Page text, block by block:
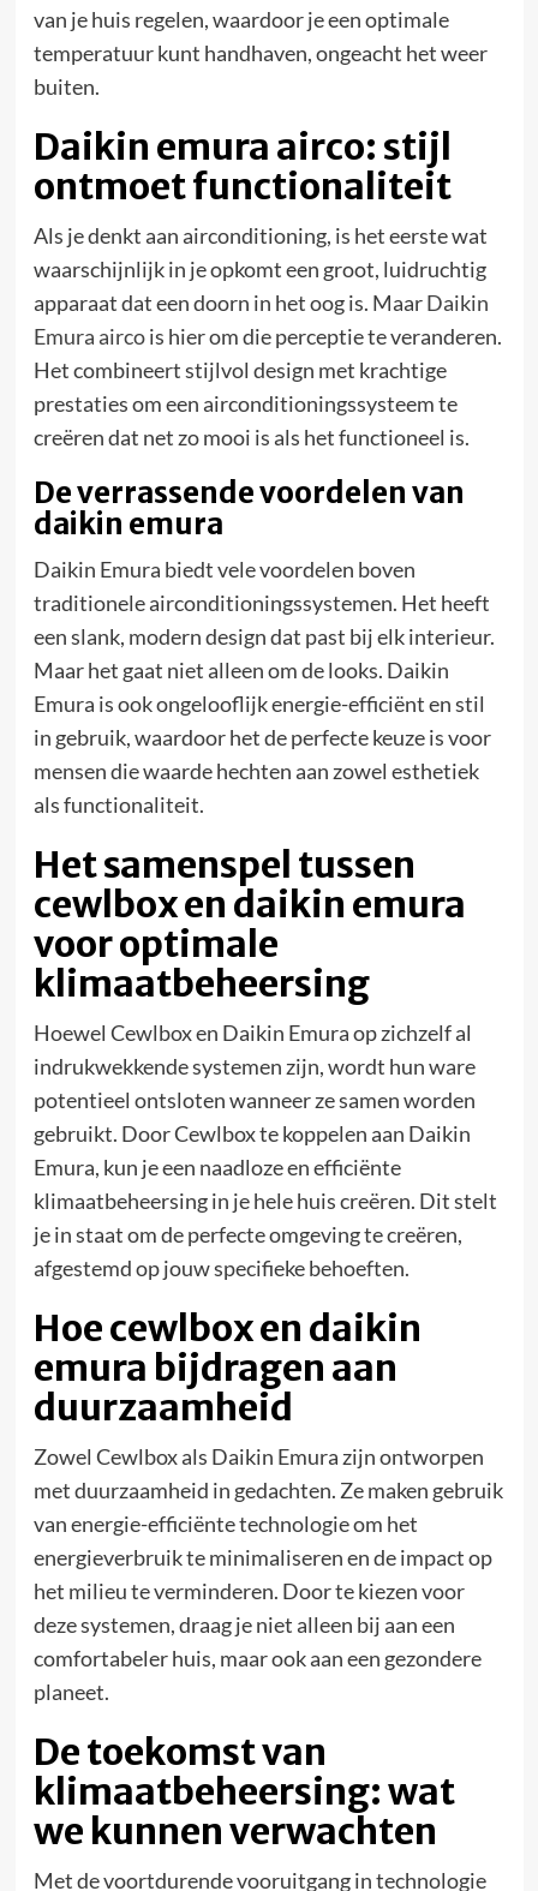
van je huis regelen, waardoor je een optimale
temperatuur kunt handhaven, ongeacht het weer
buiten.
Daikin emura airco: stijl
ontmoet functionaliteit
Als je denkt aan airconditioning, is het eerste wat
waarschijnlijk in je opkomt een groot, luidruchtig
apparaat dat een doorn in het oog is. MaarDaikin
Emura aircois hier om die perceptie te veranderen.
Het combineert stijlvol design met krachtige
prestaties om een airconditioningssysteem te
creëren dat net zo mooi is als het functioneel is.
De verrassende voordelen van
daikin emura
Daikin Emura biedt vele voordelen boven
traditionele airconditioningssystemen. Het heeft
een slank, modern design dat past bij elk interieur.
Maar het gaat niet alleen om de looks. Daikin
Emura is ook ongelooflijk energie-efficiënt en stil
in gebruik, waardoor het de perfecte keuze is voor
mensen die waarde hechten aan zowel esthetiek
als functionaliteit.
Het samenspel tussen
cewlbox en daikin emura
voor optimale
klimaatbeheersing
Hoewel Cewlbox en Daikin Emura op zichzelf al
indrukwekkende systemen zijn, wordt hun ware
potentieel ontsloten wanneer ze samen worden
gebruikt. Door Cewlbox te koppelen aan Daikin
Emura, kun je een naadloze en efficiënte
klimaatbeheersing in je hele huis creëren. Dit stelt
je in staat om de perfecte omgeving te creëren,
afgestemd op jouw specifieke behoeften.
Hoe cewlbox en daikin
emura bijdragen aan
duurzaamheid
Zowel Cewlbox als Daikin Emura zijn ontworpen
met duurzaamheid in gedachten. Ze maken gebruik
van energie-efficiënte technologie om het
energieverbruik te minimaliseren en de impact op
het milieu te verminderen. Door te kiezen voor
deze systemen, draag je niet alleen bij aan een
comfortabeler huis, maar ook aan een gezondere
planeet.
De toekomst van
klimaatbeheersing: wat
we kunnen verwachten
Met de voortdurende vooruitgang in technologie